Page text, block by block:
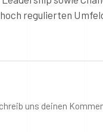
regulierten
uns deinen